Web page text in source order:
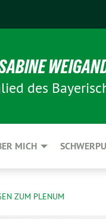
des
MICH
ZUM PLENUM